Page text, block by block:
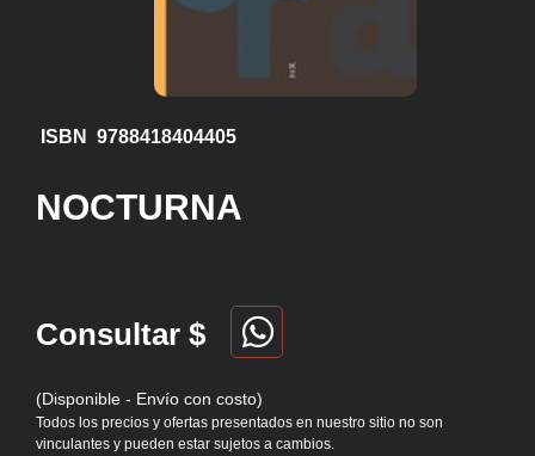
ISBN 9788418404405
NOCTURNA
Consultar $
(Disponible - Envío con costo)
Todos los precios y ofertas presentados en nuestro sitio no son
vinculantes y pueden estar sujetos a cambios.